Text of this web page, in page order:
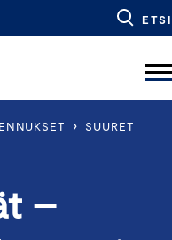
ETSI
›
SUURET
–